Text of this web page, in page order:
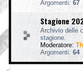
Argomenti: 67
Stagione
Archivio delle
stagione.
Moderatore:
Argomenti: 64